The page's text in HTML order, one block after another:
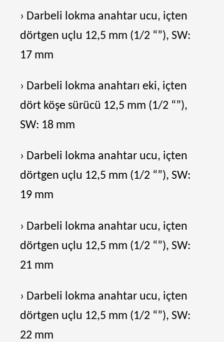
› Darbeli lokma anahtar ucu, içten
dörtgen uçlu 12,5 mm (1/2 “”), SW:
17 mm
› Darbeli lokma anahtarı eki, içten
dört köşe sürücü 12,5 mm (1/2 “”),
SW: 18 mm
› Darbeli lokma anahtar ucu, içten
dörtgen uçlu 12,5 mm (1/2 “”), SW:
19 mm
› Darbeli lokma anahtar ucu, içten
dörtgen uçlu 12,5 mm (1/2 “”), SW:
21 mm
› Darbeli lokma anahtar ucu, içten
dörtgen uçlu 12,5 mm (1/2 “”), SW:
22 mm